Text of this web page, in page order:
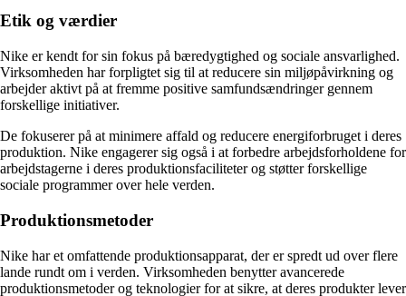
Etik og værdier
Nike er kendt for sin fokus på bæredygtighed og sociale ansvarlighed.
Virksomheden har forpligtet sig til at reducere sin miljøpåvirkning og
arbejder aktivt på at fremme positive samfundsændringer gennem
forskellige initiativer.
De fokuserer på at minimere affald og reducere energiforbruget i deres
produktion. Nike engagerer sig også i at forbedre arbejdsforholdene for
arbejdstagerne i deres produktionsfaciliteter og støtter forskellige
sociale programmer over hele verden.
Produktionsmetoder
Nike har et omfattende produktionsapparat, der er spredt ud over flere
lande rundt om i verden. Virksomheden benytter avancerede
produktionsmetoder og teknologier for at sikre, at deres produkter lever